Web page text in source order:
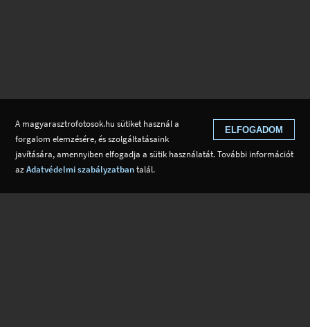
ELFOGADOM
A magyarasztrofotosok.hu sütiket használ a
forgalom elemzésére, és szolgáltatásaink
javítására, amennyiben elfogadja a sütik használatát. További információt
azAdatvédelmi szabályzatbantalál.